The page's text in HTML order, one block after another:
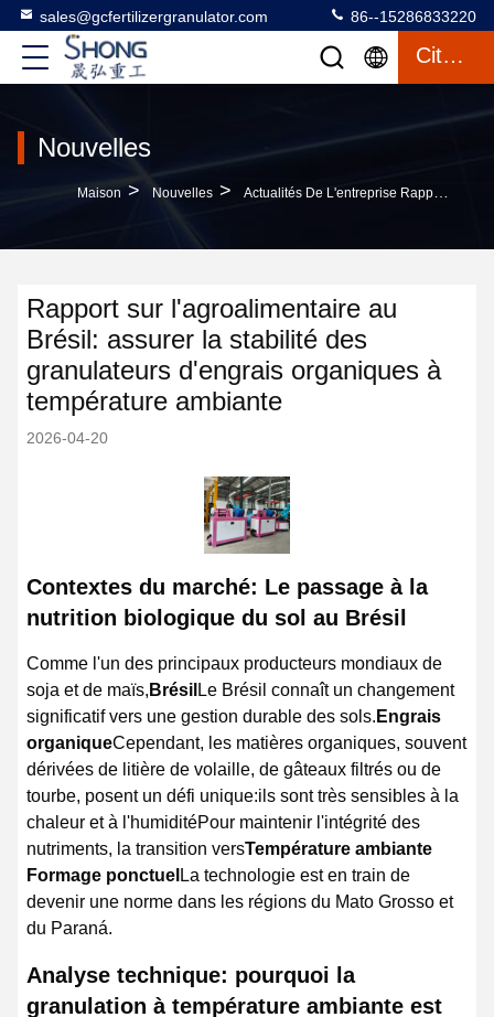
sales@gcfertilizergranulator.com 86--15286833220
Citation
Nouvelles
Maison > Nouvelles > Actualités De L'entreprise Rapport Sur L'agroalimentaire Au Brésil: Assurer La Stabilité Des Granulateurs D'engrais Organiques À Température Ambiante
Rapport sur l'agroalimentaire au
Brésil: assurer la stabilité des
granulateurs d'engrais organiques à
température ambiante
2026-04-20
Contextes du marché: Le passage à la
nutrition biologique du sol au Brésil
Comme l'un des principaux producteurs mondiaux de
soja et de maïs, Brésil Le Brésil connaît un changement
significatif vers une gestion durable des sols. Engrais
organiqueCependant, les matières organiques, souvent
dérivées de litière de volaille, de gâteaux filtrés ou de
tourbe, posent un défi unique:ils sont très sensibles à la
chaleur et à l'humiditéPour maintenir l'intégrité des
nutriments, la transition versTempérature ambiante
Formage ponctuel La technologie est en train de
devenir une norme dans les régions du Mato Grosso et
du Paraná.
Analyse technique: pourquoi la
granulation à température ambiante est